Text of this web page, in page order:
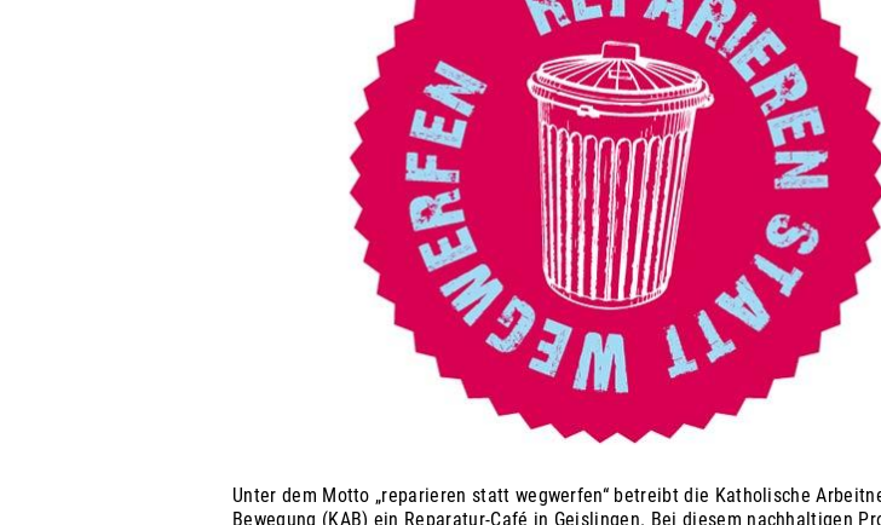
Unter dem Motto „reparieren statt wegwerfen“ betreibt die Katholische
Bewegung (KAB) ein Reparatur-Café in Geislingen. Bei diesem nachhaltigen